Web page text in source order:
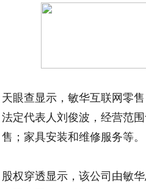
天眼查显示，敏华互联网零
法定代表人刘俊波，经营范
售；家具安装和维修服务等。
股权穿透显示，该公司由敏